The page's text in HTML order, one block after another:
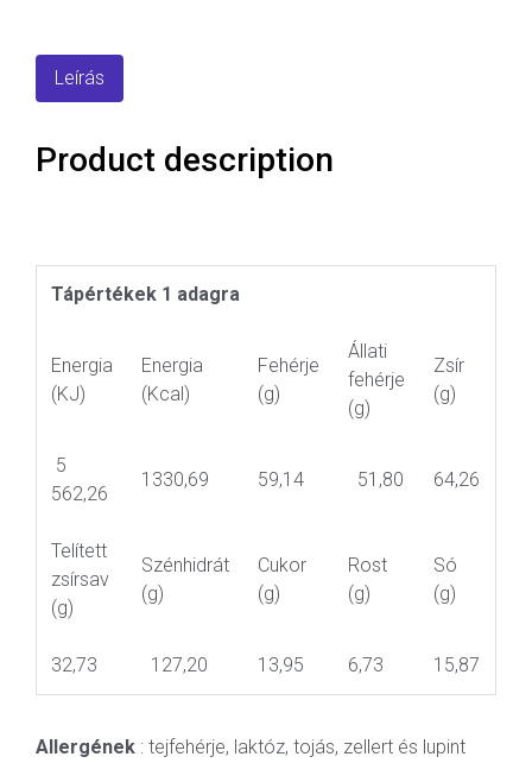
Leírás
Product description
Tápértékek 1 adagra
Energia
(KJ)
Energia
(Kcal)
Fehérje
(g)
Állati
fehérje
(g)
Zsír
(g)
5
562,26
1330,69 59,14 51,80 64,26
Telített
zsírsav
(g)
Szénhidrát
(g)
Cukor
(g)
Rost
(g)
Só
(g)
32,73 127,20 13,95 6,73 15,87
Allergének : tejfehérje, laktóz, tojás, zellert és lupint